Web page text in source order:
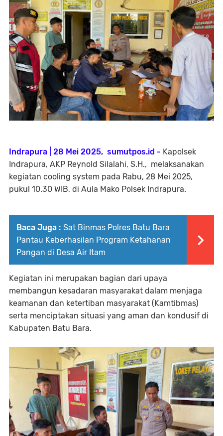
Indrapura | 28 Mei 2025, sumutpos.id - Kapolsek
Indrapura, AKP Reynold Silalahi, S.H., melaksanakan
kegiatan cooling system pada Rabu, 28 Mei 2025,
pukul 10.30 WIB, di Aula Mako Polsek Indrapura.
Baca Juga : Sat Binmas Polres Batu Bara
Pantau Keberhasilan Program Ketahanan
Pangan di Desa Air Itam
Kegiatan ini merupakan bagian dari upaya
membangun kesadaran masyarakat dalam menjaga
keamanan dan ketertiban masyarakat (Kamtibmas)
serta menciptakan situasi yang aman dan kondusif di
Kabupaten Batu Bara.